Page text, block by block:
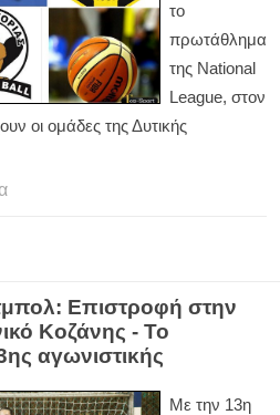
το
πρωτάθλημα
της National
League, στον
οι ομάδες της Δυτικής
Επιστροφή στην
Κοζάνης - Το
αγωνιστικής
Με την 13η